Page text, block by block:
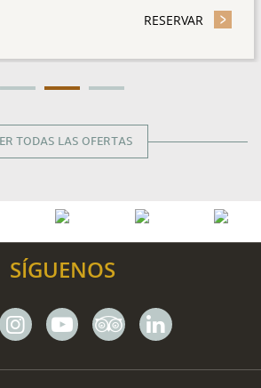
- ADVANCE PURCHASE
TODAS LAS OFERTAS
SÍGUENOS
Instagram
YoutubeTripadvisor
Linkedin